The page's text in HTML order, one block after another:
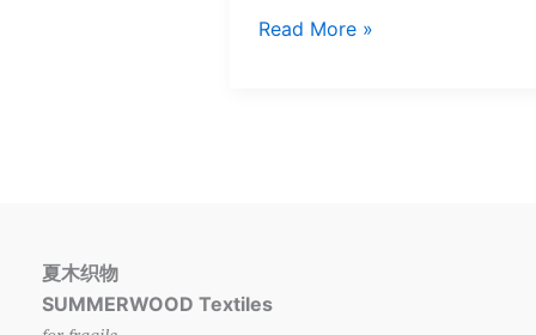
夏
Read More »
夏木织物
SUMMERWOOD Textiles